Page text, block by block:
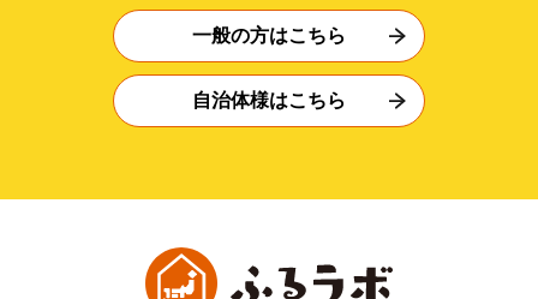
一般の方はこちら
自治体様はこちら